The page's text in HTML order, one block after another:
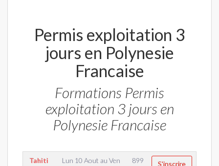
Permis exploitation 3
jours en Polynesie
Francaise
Formations Permis
exploitation 3 jours en
Polynesie Francaise
Tahiti
Lun 10 Aout au Ven
899
S'inscrire